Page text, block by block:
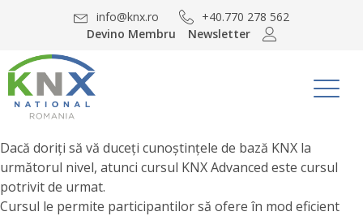
info@knx.ro
+40.770 278 562
Devino Membru
Newsletter
Dacă doriți să vă duceți cunoștințele de bază KNX la
următorul nivel, atunci cursul KNX Advanced este cursul
potrivit de urmat.
Cursul le permite participantilor să ofere în mod eficient